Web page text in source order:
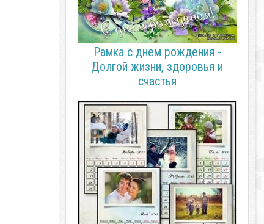
Рамка с днем рождения -
Долгой жизни, здоровья и
счастья